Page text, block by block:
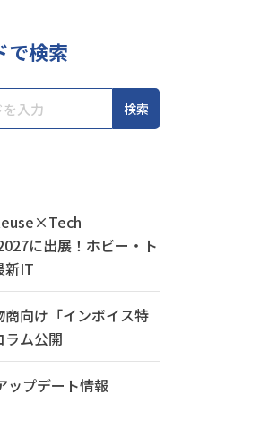
で検索
検索
に出展！ホビー・ト
新IT
商向け「インボイス特
ム公開
ップデート情報